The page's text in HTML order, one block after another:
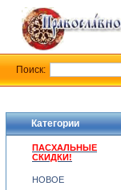
Категории
ПАСХАЛЬНЫЕ
СКИДКИ!
НОВОЕ
Поиск: